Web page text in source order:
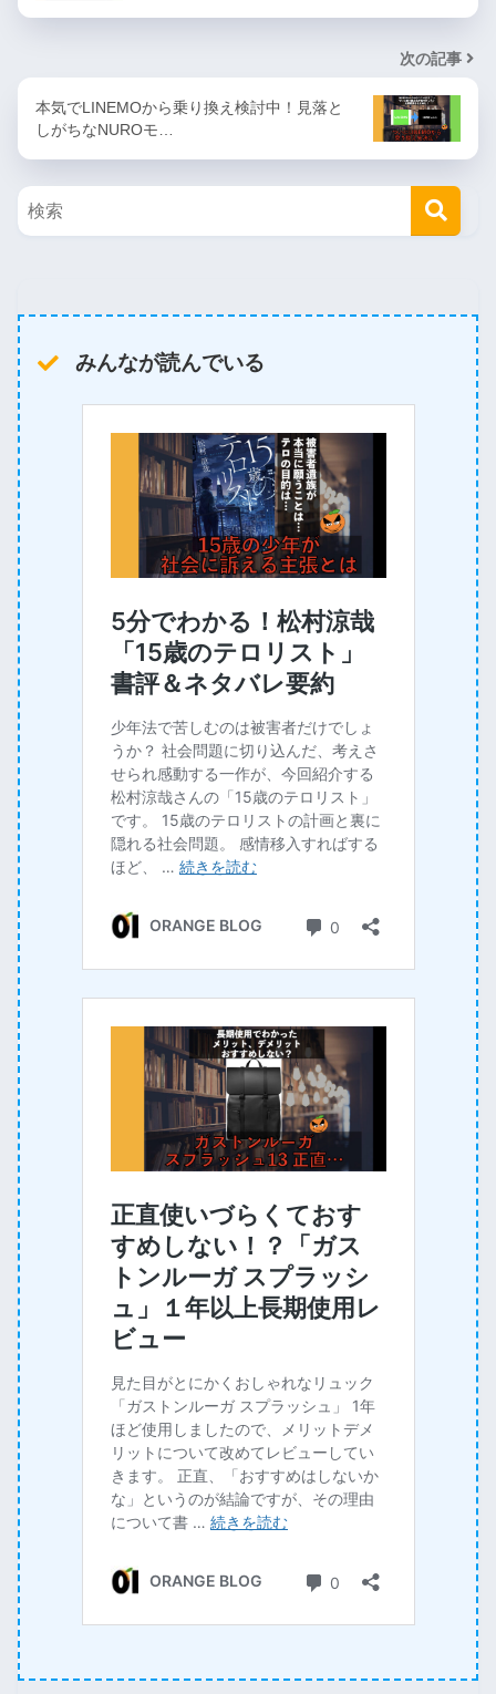
次の記事
本気でLINEMOから乗り換え検討中！見落と
しがちなNUROモ…
みんなが読んでいる